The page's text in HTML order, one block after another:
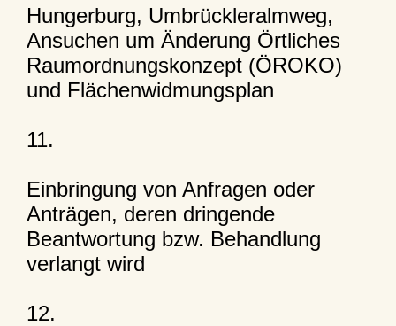
Hungerburg, Umbrückleralmweg,
Ansuchen um Änderung Örtliches
Raumordnungskonzept (ÖROKO)
und Flächenwidmungsplan
11.
Einbringung von Anfragen oder
Anträgen, deren dringende
Beantwortung bzw. Behandlung
verlangt wird
12.